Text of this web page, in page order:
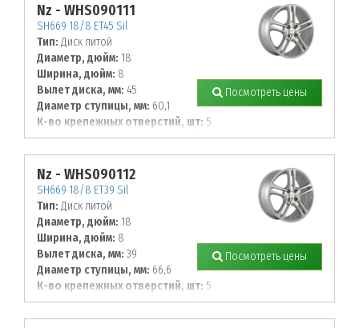
Nz - WHS090111
SH669 18/8 ET45 Sil
Тип: Диск литой
Диаметр, дюйм: 18
Ширина, дюйм: 8
Вылет диска, мм: 45
Диаметр ступицы, мм: 60,1
К-во крепежных отверстий, шт: 5
Диаметр располож. отверстий, мм:
114,3
Посмотреть цены
Nz - WHS090112
SH669 18/8 ET39 Sil
Тип: Диск литой
Диаметр, дюйм: 18
Ширина, дюйм: 8
Вылет диска, мм: 39
Диаметр ступицы, мм: 66,6
К-во крепежных отверстий, шт: 5
Диаметр располож. отверстий, мм:
112
Посмотреть цены